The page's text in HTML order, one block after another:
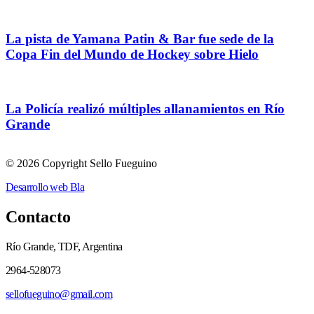
La pista de Yamana Patin & Bar fue sede de la
Copa Fin del Mundo de Hockey sobre Hielo
La Policía realizó múltiples allanamientos en Río
Grande
© 2026 Copyright Sello Fueguino
Desarrollo web Bla
Contacto
Río Grande, TDF, Argentina
2964-528073
sellofueguino@gmail.com